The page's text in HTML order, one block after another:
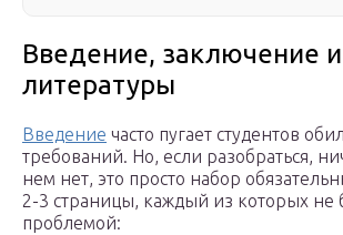
Введение, заключение и
литературы
Введение часто пугает студентов
требований. Но, если разобраться,
нем нет, это просто набор
2-3 страницы, каждый из которых не
проблемой: